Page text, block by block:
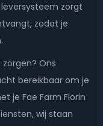
zorgt
zodat je
Ons
bereikbaar om je
je Fae Farm Florin
wij staan